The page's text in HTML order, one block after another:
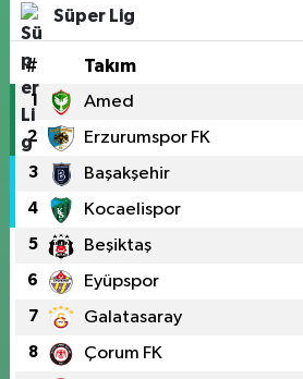
Süper Lig
# Takım
1 Amed
2 Erzurumspor FK
3 Başakşehir
4 Kocaelispor
5 Beşiktaş
6 Eyüpspor
7 Galatasaray
8 Çorum FK